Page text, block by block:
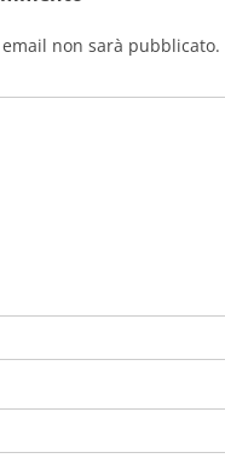
non sarà pubblicato.